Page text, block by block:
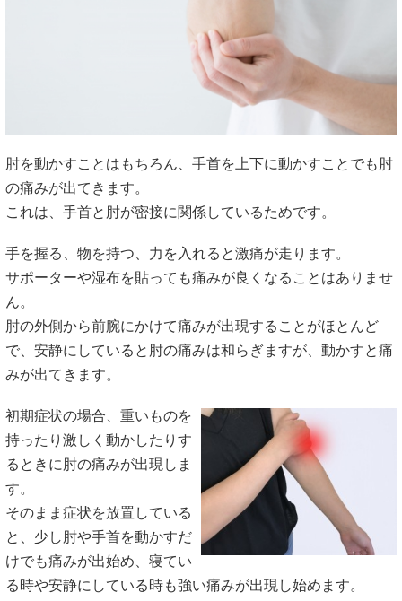
肘を動かすことはもちろん、手首を上下に動かすことでも肘
の痛みが出てきます。
これは、手首と肘が密接に関係しているためです。
手を握る、物を持つ、力を入れると激痛が走ります。
サポーターや湿布を貼っても痛みが良くなることはありませ
ん。
肘の外側から前腕にかけて痛みが出現することがほとんど
で、安静にしていると肘の痛みは和らぎますが、動かすと痛
みが出てきます。
初期症状の場合、重いものを
持ったり激しく動かしたりす
るときに肘の痛みが出現しま
す。
そのまま症状を放置している
と、少し肘や手首を動かすだ
けでも痛みが出始め、寝てい
る時や安静にしている時も強い痛みが出現し始めます。